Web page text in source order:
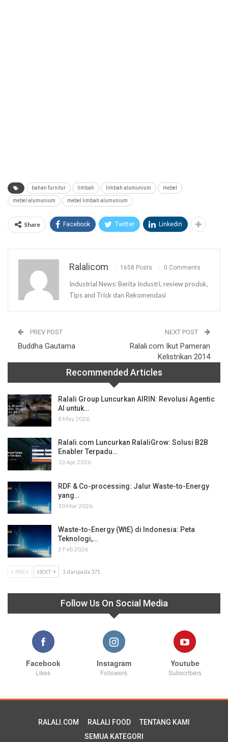
bahan furnitur limbah limbah alumunium mebel
mebel alumunium mebel limbah alumunium
Share Facebook Twitter Linkedin
Ralalicom 1658 Posts 0 Comments
Industrial News: Berita Industri, review produk,
Tips and Trick dan Rekomendasi
PREV POST
Buddha Gautama
NEXT POST
Ralali.com Ikut Pameran
Kelistrikan 2014
Recommended Articles
Ralali Group Luncurkan AIRIN: Revolusi Agentic
AI untuk…
8 May 2026
Ralali.com Luncurkan RalaliGrow: Solusi B2B
Enabler Terpadu…
13 Apr 2026
RDF & Co-processing: Jalur Waste-to-Energy
yang…
10 Mar 2026
Waste-to-Energy (WtE) di Indonesia: Peta
Teknologi,…
2 Feb 2026
PREV NEXT 1 daripada 371
Follow Us On Social Media
Facebook
Likes
Instagram
Followers
Youtube
Subscribers
RALALI.COM RALALI FOOD
TENTANG KAMI
SEMUA KATEGORI